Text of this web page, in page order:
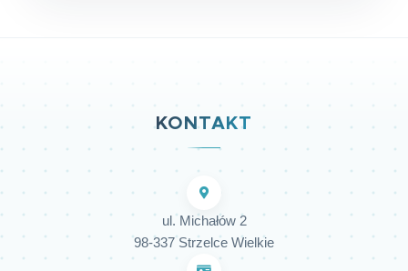
KONTAKT
ul. Michałów 2
98-337 Strzelce Wielkie